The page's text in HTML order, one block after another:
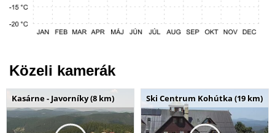
Közeli kamerák
Kasárne - Javorníky (8 km) Ski Centrum Kohútka (19 km)